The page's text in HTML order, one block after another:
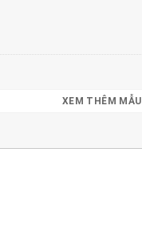
XEM THÊM MẪU